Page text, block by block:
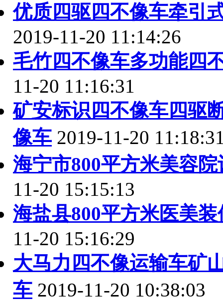
优质四驱四不像车牵引
2019-11-20 11:14:26
毛竹四不像车多功能四
11-20 11:16:31
矿安标识四不像车四驱
像车 2019-11-20
海宁市800平方米美容
11-20 15:15:13
海盐县800平方米医美
11-20 15:16:29
大马力四不像运输车矿
车 2019-11-20 10:38:03